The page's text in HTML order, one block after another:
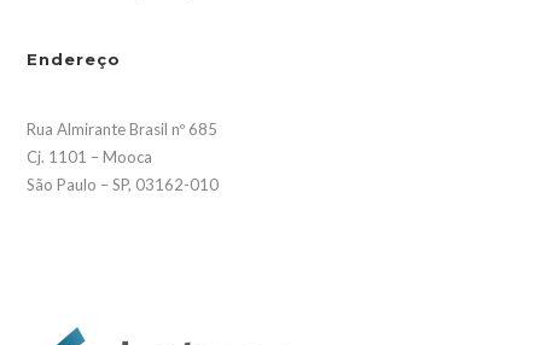
Endereço
Rua Almirante Brasil nº 685
Cj. 1101 – Mooca
São Paulo – SP, 03162-010